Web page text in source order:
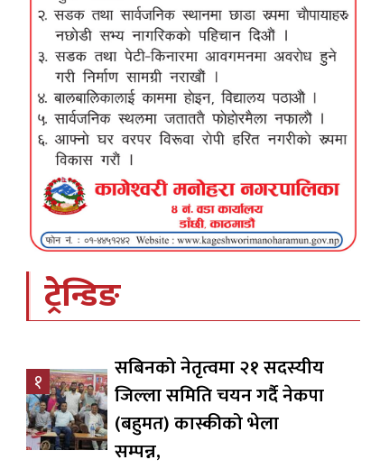
ट्रेन्डिङ
१
सबिनको नेतृत्वमा २१ सदस्यीय
जिल्ला समिति चयन गर्दै नेकपा
(बहुमत) कास्कीको भेला
सम्पन्न,